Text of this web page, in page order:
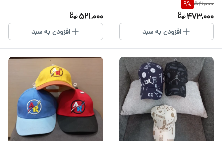
521,000
9%
473,000
افزودن به سبد
521,000
افزودن به سبد